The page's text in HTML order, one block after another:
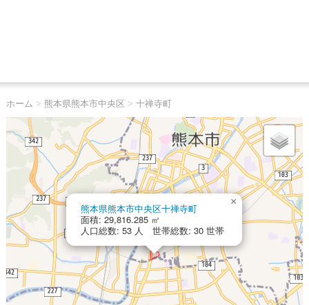
ホーム > 熊本県熊本市中央区 > 十禅寺町
熊本県熊本市中央区十禅寺町
面積: 29,816.285 ㎡
人口総数: 53 人 世帯総数: 30 世帯
×